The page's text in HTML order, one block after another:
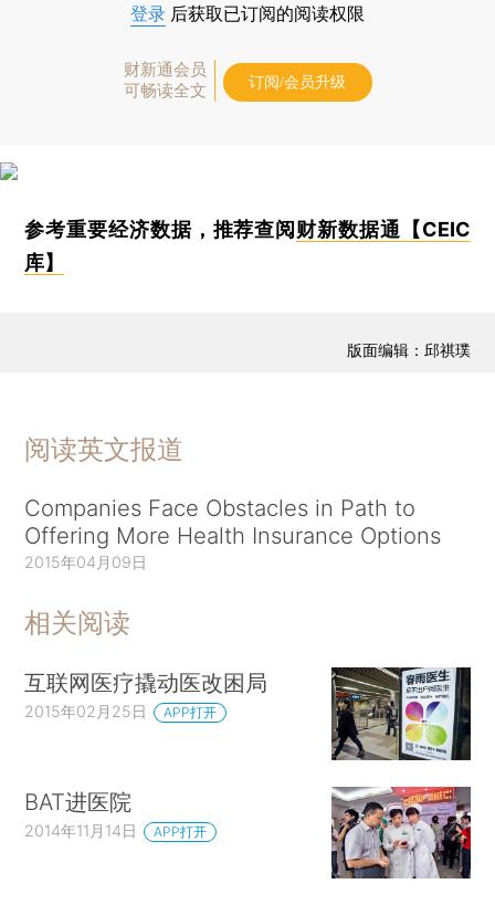
登录 后获取已订阅的阅读权限
财新通会员
可畅读全文
订阅/会员升级
参考重要经济数据，推荐查阅 财新数据通【CEIC
库】
版面编辑：邱祺璞
阅读英文报道
Companies Face Obstacles in Path to
Offering More Health Insurance Options
2015年04月09日
相关阅读
互联网医疗撬动医改困局
2015年02月25日 APP打开
BAT进医院
2014年11月14日 APP打开